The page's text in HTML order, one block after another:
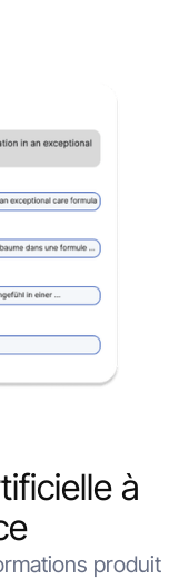
à
produit